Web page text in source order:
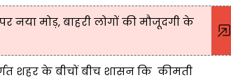
नया मोड़, बाहरी लोगों की मौजूदगी के
शहर के बीचों बीच शासन कि कीमती